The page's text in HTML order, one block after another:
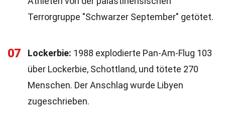
Terrorgruppe "Schwarzer September" getötet.
07 Lockerbie: 1988 explodierte Pan-Am-Flug 103
über Lockerbie, Schottland, und tötete 270
Menschen. Der Anschlag wurde Libyen
zugeschrieben.